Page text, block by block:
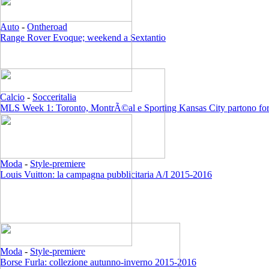
Auto - Ontheroad
Range Rover Evoque; weekend a Sextantio
Calcio - Socceritalia
MLS Week 1: Toronto, MontrÃ©al e Sporting Kansas City partono
Moda - Style-premiere
Louis Vuitton: la campagna pubblicitaria A/I 2015-2016
Moda - Style-premiere
Borse Furla: collezione autunno-inverno 2015-2016